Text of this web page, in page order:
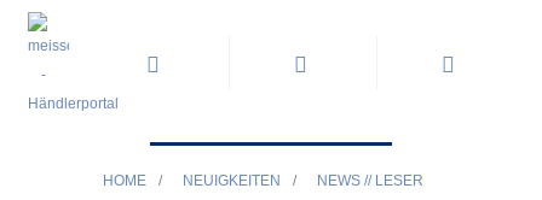
HOME / NEUIGKEITEN / NEWS // LESER